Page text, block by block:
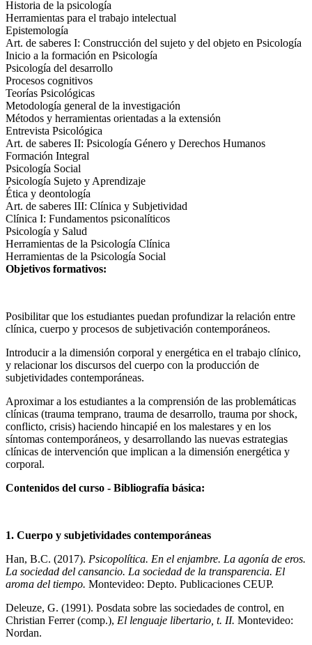
Historia de la psicología
Herramientas para el trabajo intelectual
Epistemología
Art. de saberes I: Construcción del sujeto y del objeto en Psicología
Inicio a la formación en Psicología
Psicología del desarrollo
Procesos cognitivos
Teorías Psicológicas
Metodología general de la investigación
Métodos y herramientas orientadas a la extensión
Entrevista Psicológica
Art. de saberes II: Psicología Género y Derechos Humanos
Formación Integral
Psicología Social
Psicología Sujeto y Aprendizaje
Ética y deontología
Art. de saberes III: Clínica y Subjetividad
Clínica I: Fundamentos psiconalíticos
Psicología y Salud
Herramientas de la Psicología Clínica
Herramientas de la Psicología Social
Objetivos formativos:
Posibilitar que los estudiantes puedan profundizar la relación entre
clínica, cuerpo y procesos de subjetivación contemporáneos.
Introducir a la dimensión corporal y energética en el trabajo clínico,
y relacionar los discursos del cuerpo con la producción de
subjetividades contemporáneas.
Aproximar a los estudiantes a la comprensión de las problemáticas
clínicas (trauma temprano, trauma de desarrollo, trauma por shock,
conflicto, crisis) haciendo hincapié en los malestares y en los
síntomas contemporáneos, y desarrollando las nuevas estrategias
clínicas de intervención que implican a la dimensión energética y
corporal.
Contenidos del curso - Bibliografía básica:
1. Cuerpo y subjetividades contemporáneas
Han, B.C. (2017). Psicopolítica. En el enjambre. La agonía de eros.
La sociedad del cansancio. La sociedad de la transparencia. El
aroma del tiempo. Montevideo: Depto. Publicaciones CEUP.
Deleuze, G. (1991). Posdata sobre las sociedades de control, en
Christian Ferrer (comp.), El lenguaje libertario, t. II. Montevideo:
Nordan.